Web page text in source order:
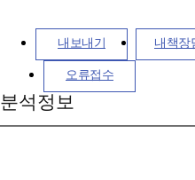
내보내기 내책장
오류접수
분석정보